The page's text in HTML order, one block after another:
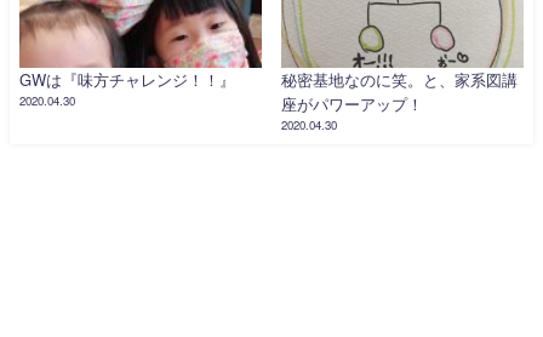
GWは『味方チャレンジ！！』
2020.04.30
秘密基地なのに笑。と、家系図講
座がパワーアップ！
2020.04.30